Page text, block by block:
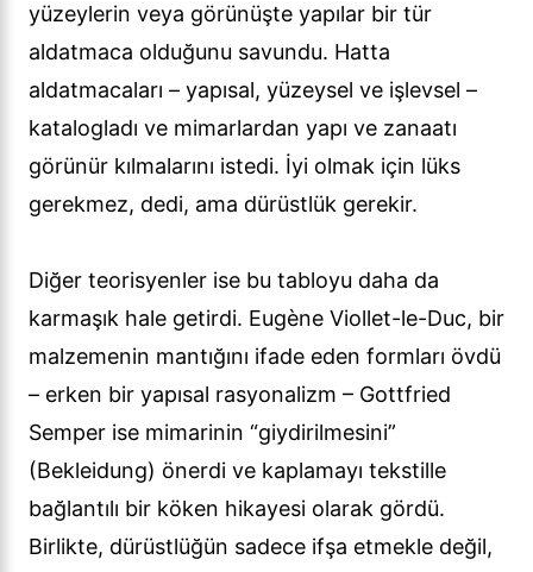
yüzeylerin veya görünüşte yapılar bir tür
aldatmaca olduğunu savundu. Hatta
aldatmacaları – yapısal, yüzeysel ve işlevsel –
katalogladı ve mimarlardan yapı ve zanaatı
görünür kılmalarını istedi. İyi olmak için lüks
gerekmez, dedi, ama dürüstlük gerekir.
Diğer teorisyenler ise bu tabloyu daha da
karmaşık hale getirdi. Eugène Viollet-le-Duc, bir
malzemenin mantığını ifade eden formları övdü
– erken bir yapısal rasyonalizm – Gottfried
Semper ise mimarinin “giydirilmesini”
(Bekleidung) önerdi ve kaplamayı tekstille
bağlantılı bir köken hikayesi olarak gördü.
Birlikte, dürüstlüğün sadece ifşa etmekle değil,